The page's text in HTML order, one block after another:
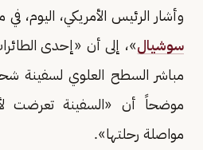
وأشار الرئيس الأمريكي، اليوم،
سوشيال»، إلى أن «إحدى
مباشر السطح العلوي لسفينة
موضحاً أن «السفينة تعرضت
مواصلة رحلتها».